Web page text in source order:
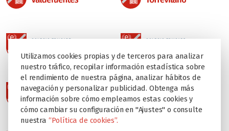
Utilizamos cookies propias y de terceros para analizar
nuestro tráfico, recopilar información estadística sobre
el rendimiento de nuestra página, analizar hábitos de
navegación y personalizar publicidad. Obtenga más
información sobre cómo empleamos estas cookies y
cómo cambiar su configuración en "Ajustes" o consulte
nuestra “Política de cookies”.